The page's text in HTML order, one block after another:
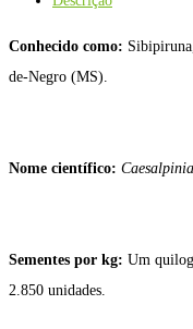
Conhecido como:
de-Negro (MS).
Nome científico:
Sementes por kg: Um
2.850 unidades.